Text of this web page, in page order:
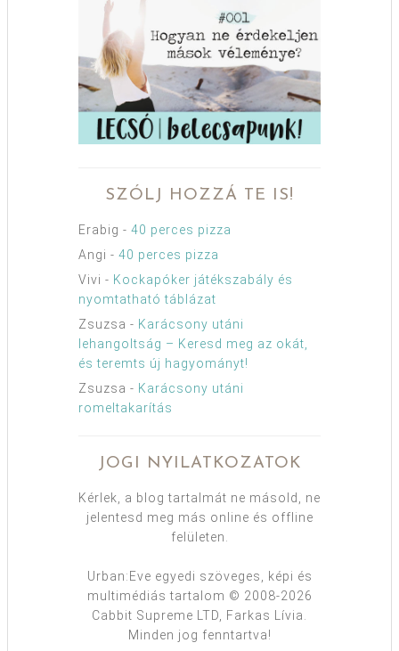
SZÓLJ HOZZÁ TE IS!
Erabig - 40 perces pizza
Angi - 40 perces pizza
Vivi - Kockapóker játékszabály és
nyomtatható táblázat
Zsuzsa - Karácsony utáni
lehangoltság – Keresd meg az okát,
és teremts új hagyományt!
Zsuzsa - Karácsony utáni
romeltakarítás
JOGI NYILATKOZATOK
Kérlek, a blog tartalmát ne másold, ne
jelentesd meg más online és offline
felületen.
Urban:Eve egyedi szöveges, képi és
multimédiás tartalom © 2008-2026
Cabbit Supreme LTD, Farkas Lívia.
Minden jog fenntartva!